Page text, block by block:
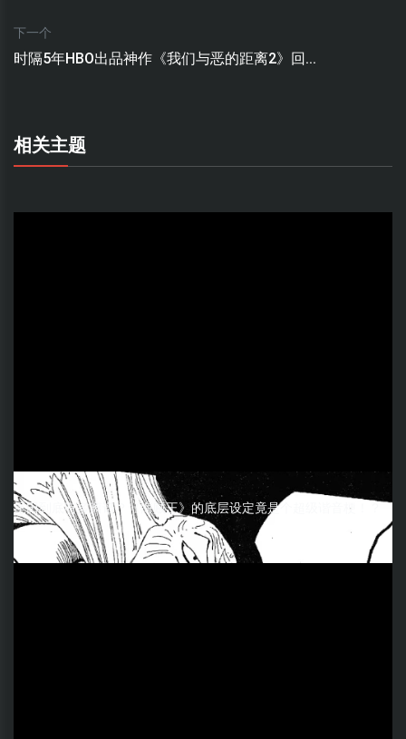
下一个
时隔5年HBO出品神作《我们与恶的距离2》回...
相关主题
尾田到底有多离谱？《海贼王》的底层设定竟是个超级谐音梗！？